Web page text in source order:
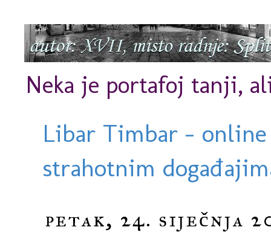
Neka je portafoj tanji,
Libar Timbar -
strahotnim
petak, 24. siječnja